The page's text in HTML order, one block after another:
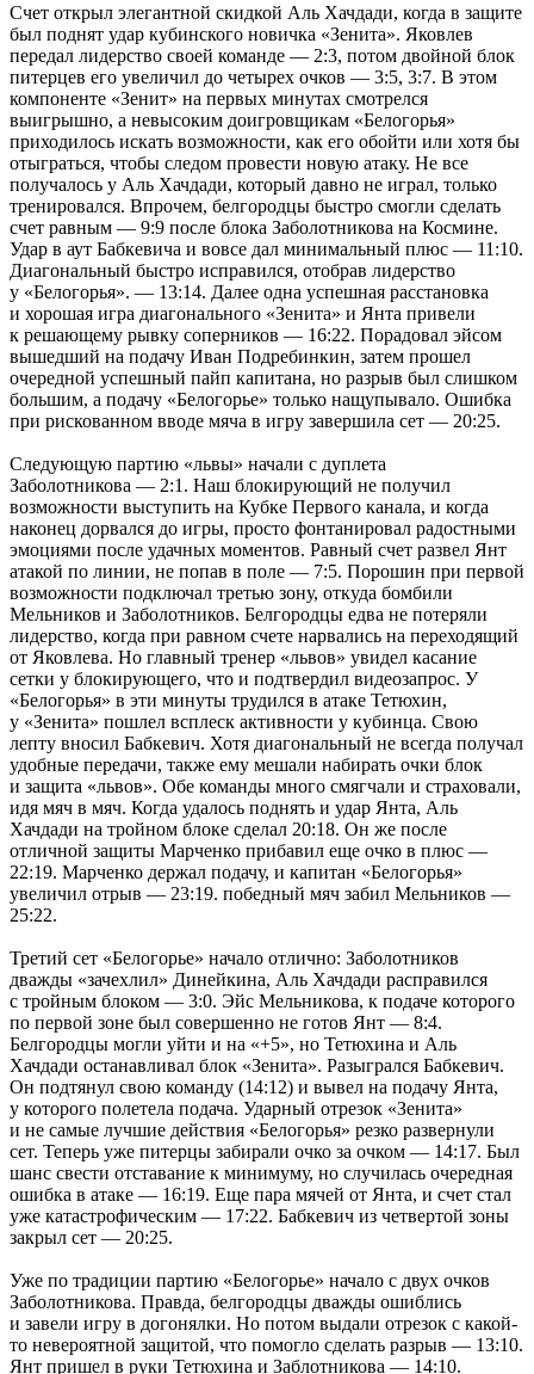
Счет открыл элегантной скидкой Аль Хачдади, когда в защите
был поднят удар кубинского новичка «Зенита». Яковлев
передал лидерство своей команде — 2:3, потом двойной блок
питерцев его увеличил до четырех очков — 3:5, 3:7. В этом
компоненте «Зенит» на первых минутах смотрелся
выигрышно, а невысоким доигровщикам «Белогорья»
приходилось искать возможности, как его обойти или хотя бы
отыграться, чтобы следом провести новую атаку. Не все
получалось у Аль Хачдади, который давно не играл, только
тренировался. Впрочем, белгородцы быстро смогли сделать
счет равным — 9:9 после блока Заболотникова на Космине.
Удар в аут Бабкевича и вовсе дал минимальный плюс — 11:10.
Диагональный быстро исправился, отобрав лидерство
у «Белогорья». — 13:14. Далее одна успешная расстановка
и хорошая игра диагонального «Зенита» и Янта привели
к решающему рывку соперников — 16:22. Порадовал эйсом
вышедший на подачу Иван Подребинкин, затем прошел
очередной успешный пайп капитана, но разрыв был слишком
большим, а подачу «Белогорье» только нащупывало. Ошибка
при рискованном вводе мяча в игру завершила сет — 20:25.
Следующую партию «львы» начали с дуплета
Заболотникова — 2:1. Наш блокирующий не получил
возможности выступить на Кубке Первого канала, и когда
наконец дорвался до игры, просто фонтанировал радостными
эмоциями после удачных моментов. Равный счет развел Янт
атакой по линии, не попав в поле — 7:5. Порошин при первой
возможности подключал третью зону, откуда бомбили
Мельников и Заболотников. Белгородцы едва не потеряли
лидерство, когда при равном счете нарвались на переходящий
от Яковлева. Но главный тренер «львов» увидел касание
сетки у блокирующего, что и подтвердил видеозапрос. У
«Белогорья» в эти минуты трудился в атаке Тетюхин,
у «Зенита» пошлел всплеск активности у кубинца. Свою
лепту вносил Бабкевич. Хотя диагональный не всегда получал
удобные передачи, также ему мешали набирать очки блок
и защита «львов». Обе команды много смягчали и страховали,
идя мяч в мяч. Когда удалось поднять и удар Янта, Аль
Хачдади на тройном блоке сделал 20:18. Он же после
отличной защиты Марченко прибавил еще очко в плюс —
22:19. Марченко держал подачу, и капитан «Белогорья»
увеличил отрыв — 23:19. победный мяч забил Мельников —
25:22.
Третий сет «Белогорье» начало отлично: Заболотников
дважды «зачехлил» Динейкина, Аль Хачдади расправился
с тройным блоком — 3:0. Эйс Мельникова, к подаче которого
по первой зоне был совершенно не готов Янт — 8:4.
Белгородцы могли уйти и на «+5», но Тетюхина и Аль
Хачдади останавливал блок «Зенита». Разыгрался Бабкевич.
Он подтянул свою команду (14:12) и вывел на подачу Янта,
у которого полетела подача. Ударный отрезок «Зенита»
и не самые лучшие действия «Белогорья» резко развернули
сет. Теперь уже питерцы забирали очко за очком — 14:17. Был
шанс свести отставание к минимуму, но случилась очередная
ошибка в атаке — 16:19. Еще пара мячей от Янта, и счет стал
уже катастрофическим — 17:22. Бабкевич из четвертой зоны
закрыл сет — 20:25.
Уже по традиции партию «Белогорье» начало с двух очков
Заболотникова. Правда, белгородцы дважды ошиблись
и завели игру в догонялки. Но потом выдали отрезок с какой-
то невероятной защитой, что помогло сделать разрыв — 13:10.
Янт пришел в руки Тетюхина и Заблотникова — 14:10.